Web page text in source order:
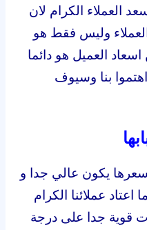
العملاء الكرام لان
وليس فقط هو
العميل هو دائما
بنا وسيوف
يكون عالي جدا و
عملائنا الكرام
قوية جدا على درجة